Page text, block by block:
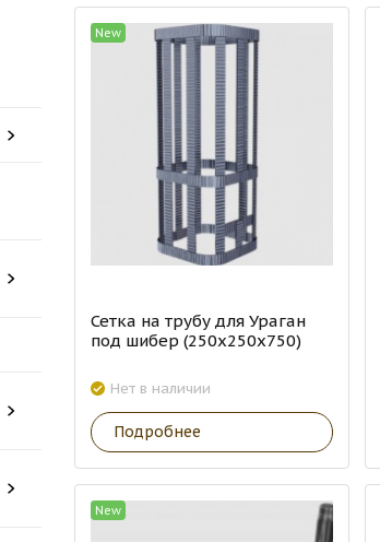
New
Сетка на трубу для Ураган
под шибер (250х250х750)
Нет в наличии
Подробнее
New